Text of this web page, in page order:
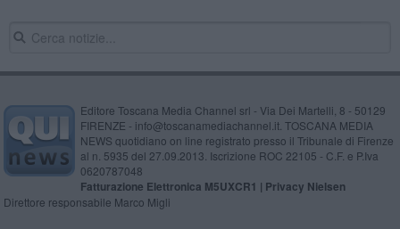
Editore Toscana Media Channel srl - Via Dei Martelli, 8 - 50129
FIRENZE - info@toscanamediachannel.it. TOSCANA MEDIA
NEWS quotidiano on line registrato presso il Tribunale di Firenze
al n. 5935 del 27.09.2013. Iscrizione ROC 22105 - C.F. e P.Iva
0620787048
Fatturazione Elettronica M5UXCR1 | Privacy Nielsen
Direttore responsabile Marco Migli